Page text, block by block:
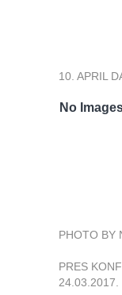
10. APRIL
No
PHOTO BY
PRES
24.03.2017.